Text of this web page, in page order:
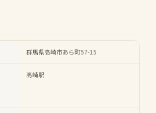
群馬県高崎市あら町57-15
高崎駅